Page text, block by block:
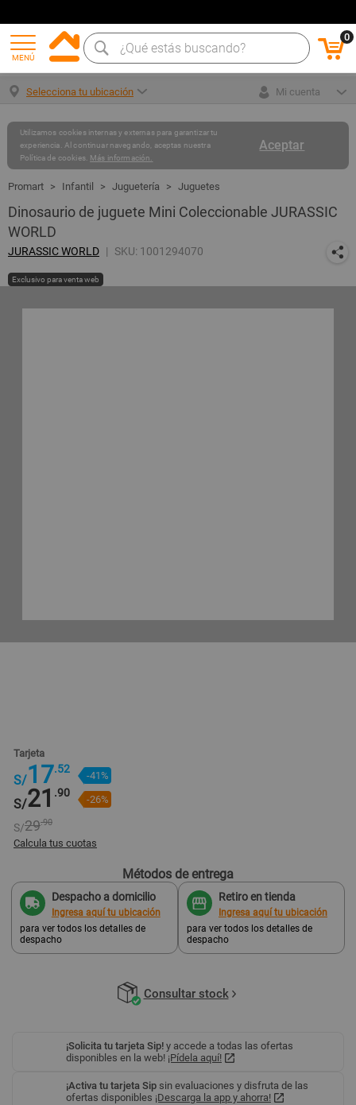
MENÚ
0
Selecciona tu ubicación Mi cuenta
Aceptar
Utilizamos cookies internas y externas para garantizar tu
experiencia. Al continuar navegando, aceptas nuestra
Política de cookies. Más información.
Infantil Juguetería Juguetes
Dinosaurio de juguete Mini Coleccionable JURASSIC
WORLD
JURASSIC WORLD SKU: 1001294070
Exclusivo para venta web
S/17.52 -41%
Tarjeta
S/21 .90 -26%
S/29.90
Calcula tus cuotas
2 cuotas Pago mensual s/ 9
Métodos de entrega
Despacho a domicilio
Ingresa aquí tu ubicación
para ver todos los detalles de
despacho
Retiro en tienda
Ingresa aquí tu ubicación
para ver todos los detalles de
despacho
Consultar stock
¡Solicita tu tarjeta Sip! y accede a todas las ofertas
disponibles en la web! ¡Pídela aquí!
¡Activa tu tarjeta Sip sin evaluaciones y disfruta de las
ofertas disponibles ¡Descarga la app y ahorra!